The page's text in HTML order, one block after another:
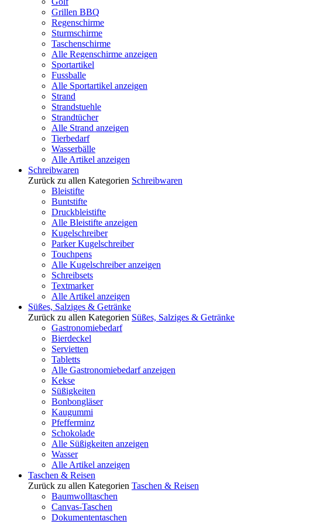
Grillen BBQ
Regenschirme
Sturmschirme
Taschenschirme
Alle Regenschirme anzeigen
Sportartikel
Fussballe
Alle Sportartikel anzeigen
Strand
Strandstuehle
Strandtücher
Alle Strand anzeigen
Tierbedarf
Wasserbälle
Alle Artikel anzeigen
Schreibwaren
Zurück zu allen Kategorien Schreibwaren
Bleistifte
Buntstifte
Druckbleistifte
Alle Bleistifte anzeigen
Kugelschreiber
Parker Kugelschreiber
Touchpens
Alle Kugelschreiber anzeigen
Schreibsets
Textmarker
Alle Artikel anzeigen
Süßes, Salziges & Getränke
Zurück zu allen Kategorien Süßes, Salziges & Getränke
Gastronomiebedarf
Bierdeckel
Servietten
Tabletts
Alle Gastronomiebedarf anzeigen
Kekse
Süßigkeiten
Bonbongläser
Kaugummi
Pfefferminz
Schokolade
Alle Süßigkeiten anzeigen
Wasser
Alle Artikel anzeigen
Taschen & Reisen
Zurück zu allen Kategorien Taschen & Reisen
Baumwolltaschen
Canvas-Taschen
Dokumententaschen